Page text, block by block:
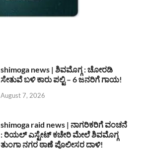
shimoga news | ಶಿವಮೊಗ್ಗ : ಚೋರಡಿ
ಸೇತುವೆ ಬಳಿ ಕಾರು ಪಲ್ಟಿ – 6 ಜನರಿಗೆ ಗಾಯ!
August 7, 2026
shimoga raid news | ನಾಗರಿಕರಿಗೆ ವಂಚನೆ
: ರಿಯಲ್ ಎಸ್ಟೇಟ್ ಕಚೇರಿ ಮೇಲೆ ಶಿವಮೊಗ್ಗ
ತುಂಗಾ ನಗರ ಠಾಣೆ ಪೊಲೀಸರ ದಾಳಿ!